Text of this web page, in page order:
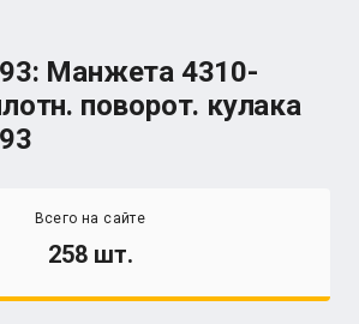
Манжета 4310-
поворот. кулака
Всего на сайте
258 шт.